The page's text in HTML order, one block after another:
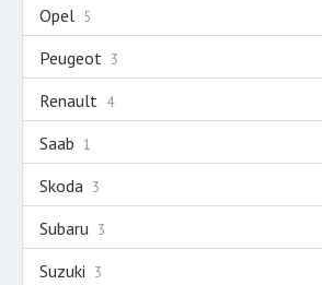
Opel 5
Peugeot 3
Renault 4
Saab 1
Skoda 3
Subaru 3
Suzuki 3